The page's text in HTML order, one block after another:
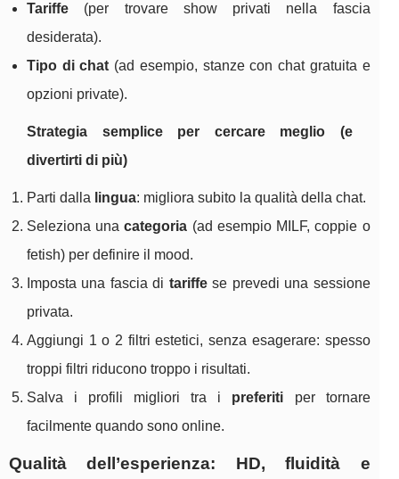
Tariffe (per trovare show privati nella fascia
desiderata).
Tipo di chat (ad esempio, stanze con chat gratuita e
opzioni private).
Strategia semplice per cercare meglio (e
divertirti di più)
Parti dalla lingua: migliora subito la qualità della chat.
Seleziona unacategoria (ad esempio MILF, coppie o
fetish) per definire il mood.
Imposta una fascia di tariffese prevedi una sessione
privata.
Aggiungi 1 o 2 filtri estetici, senza esagerare: spesso
troppi filtri riducono troppo i risultati.
Salva i profili migliori tra i preferiti per tornare
facilmente quando sono online.
Qualità dell’esperienza: HD, fluidità e